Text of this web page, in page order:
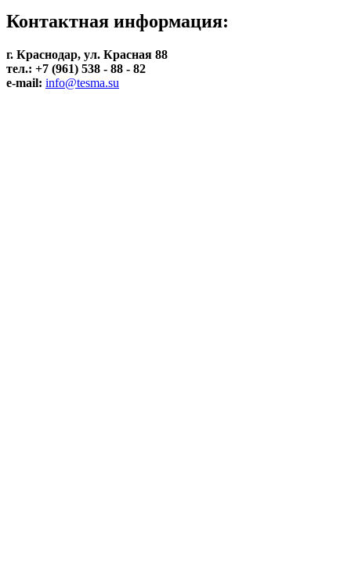
Контактная информация:
г. Краснодар, ул. Красная 88
тел.: +7 (961) 538 - 88 - 82
e-mail: info@tesma.su